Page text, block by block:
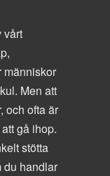
vårt
människor
Men att
och ofta är
gå ihop.
stötta
du handlar